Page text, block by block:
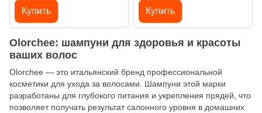
Купить Купить
Olorchee: шампуни для здоровья и красоты
ваших волос
Olorchee — это итальянский бренд профессиональной
косметики для ухода за волосами. Шампуни этой марки
разработаны для глубокого питания и укрепления прядей, что
позволяет получать результат салонного уровня в домашних